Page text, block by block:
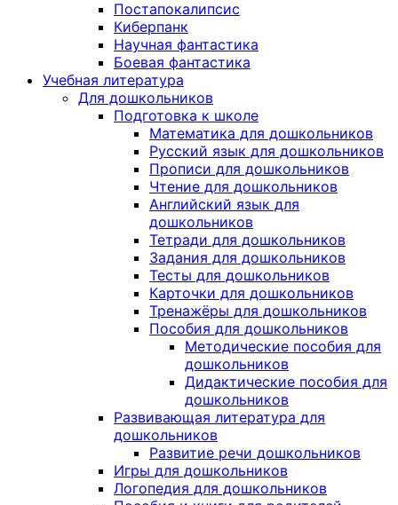
Постапокалипсис
Киберпанк
Научная фантастика
Боевая фантастика
Учебная литература
Для дошкольников
Подготовка к школе
Математика для дошкольников
Русский язык для дошкольников
Прописи для дошкольников
Чтение для дошкольников
Английский язык для
дошкольников
Тетради для дошкольников
Задания для дошкольников
Тесты для дошкольников
Карточки для дошкольников
Тренажёры для дошкольников
Пособия для дошкольников
Методические пособия для
дошкольников
Дидактические пособия для
дошкольников
Развивающая литература для
дошкольников
Развитие речи дошкольников
Игры для дошкольников
Логопедия для дошкольников